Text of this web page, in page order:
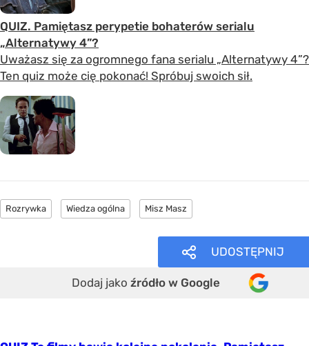
QUIZ. Pamiętasz perypetie bohaterów serialu
„Alternatywy 4”?
Uważasz się za ogromnego fana serialu „Alternatywy 4”?
Ten quiz może cię pokonać! Spróbuj swoich sił.
Rozrywka Wiedza ogólna Misz Masz
UDOSTĘPNIJ
Dodaj jako źródło w Google